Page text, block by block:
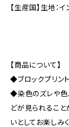
【生産国】生地：
【商品について】
◆ブロックプリン
◆染色のズレや色
どが見られるこ
いとしてお楽しみ